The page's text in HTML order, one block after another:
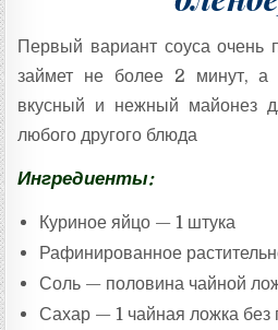
Первый вариант соуса очень
займет не более 2 минут, а
вкусный и нежный майонез
любого другого блюда
Ингредиенты:
Куриное яйцо — 1 штука
Рафинированное
Соль — половина чайной
Сахар — 1 чайная ложка без